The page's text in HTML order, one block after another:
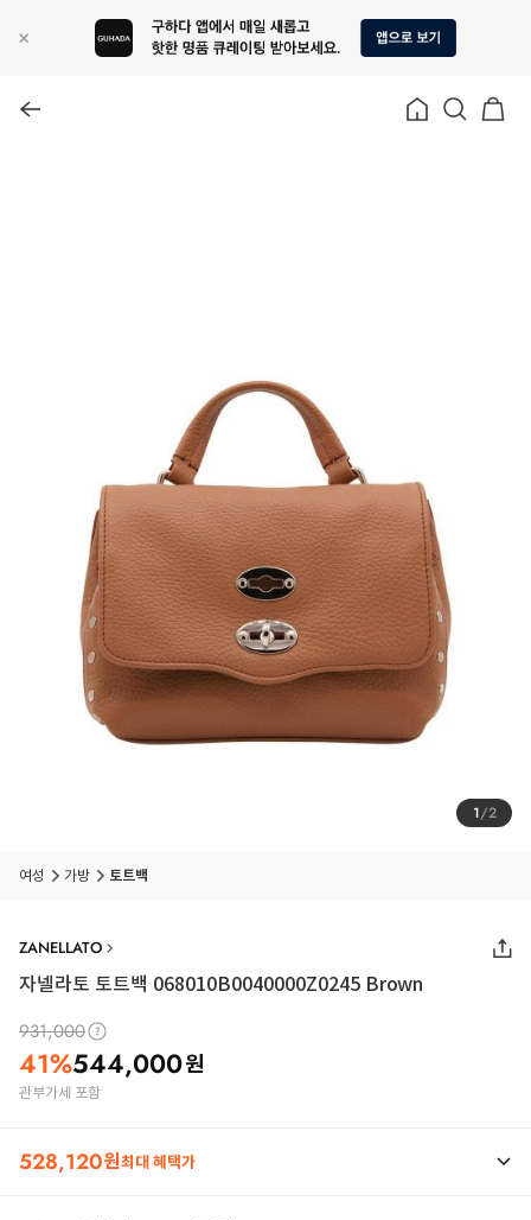
1/2
여성 가방 토트백
ZANELLATO
자넬라토 토트백 068010B0040000Z0245 Brown
931,000
41%544,000원
관부가세 포함
528,120원최대 혜택가